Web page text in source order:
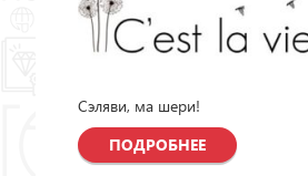
Сэляви, ма шери!
ПОДРОБНЕЕ